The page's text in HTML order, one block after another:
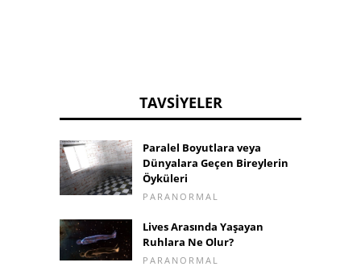
TAVSIYELER
Paralel Boyutlara veya
Dünyalara Geçen Bireylerin
Öyküleri
PARANORMAL
Lives Arasında Yaşayan
Ruhlara Ne Olur?
PARANORMAL